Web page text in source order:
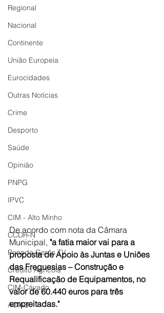
Regional
Nacional
Continente
União Europeia
Eurocidades
Outras Notícias
Crime
Desporto
Saúde
Opinião
PNPG
IPVC
CIM - Alto Minho
CCDR-N
Peneda Gerês TV
Crédito Agrícola
CIM-Cávado
ACIAB
De acordo com nota da Câmara
Municipal, "a fatia maior vai para a
proposta de Apoio às Juntas e Uniões
das Freguesias – Construção e
Requalificação de Equipamentos, no
valor de 60.440 euros para três
empreitadas."